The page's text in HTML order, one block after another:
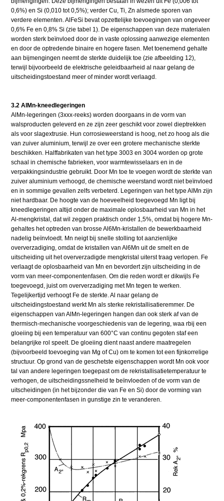
0,6%) en Si (0,010 tot 0,5%); verder Cu, Ti, Zn alsmede sporen van
verdere elementen. AlFeSi bevat opzettelijke toevoegingen van ongeveer
0,6% Fe en 0,8% Si (zie tabel 1). De eigenschappen van deze materialen
worden sterk beïnvloed door de in vaste oplossing aanwezige elementen
en door de optredende binaire en hogere fasen. Met toenemend gehalte
aan bijmengingen neemt de sterkte duidelijk toe (zie afbeelding 12),
terwijl bijvoorbeeld de elektrische geleidbaarheid al naar gelang de
uitscheidingstoestand meer of minder wordt verlaagd.
3.2 AlMn-kneedlegeringen
AlMn-legeringen (3xxx-reeks) worden doorgaans in de vorm van
walsproducten geleverd en ze zijn zeer geschikt voor zowel dieptrekken
als voor slagextrusie. Hun corrosieweerstand is hoog, net zo hoog als die
van zuiver aluminium, terwijl ze over een grotere mechanische sterkte
beschikken. Halffabrikaten van het type 3003 en 3004 worden op grote
schaal in chemische fabrieken, voor warmtewisselaars en in de
verpakkingsindustrie gebruikt. Door Mn toe te voegen wordt de sterkte van
zuiver aluminium verhoogd, de chemische weerstand wordt niet beïnvloed
en in sommige gevallen zelfs verbeterd. Legeringen van het type AlMn zijn
niet hardbaar. De hoogte van de hoeveelheid toegevoegd Mn ligt bij
kneedlegeringen altijd onder de maximale oplosbaarheid van Mn in het
Al-mengkristal, dat wil zeggen praktisch onder 1,5%, omdat bij hogere Mn-
gehaltes het optreden van brosse Al6Mn-kristallen de bewerkbaarheid
nadelig beïnvloedt. Mn neigt bij snelle stolling tot aanzienlijke
oververzadiging, omdat de kristallen van Al6Mn uit de smelt en de
uitscheiding uit het oververzadigde mengkristal uiterst traag verlopen. Fe
verlaagt de oplosbaarheid van Mn en bevordert zijn uitscheiding in de
vorm van meer-componentenfasen. Om die reden wordt er dikwijls Fe
toegevoegd, juist om oververzadiging met Mn tegen te werken.
Tegelijkertijd verhoogt Fe de sterkte. Al naar gelang de
uitscheidingstoestand werkt Mn als sterke rekristallisatieremmer. De
eigenschappen van AlMn-legeringen hangen dan ook sterk af van de
thermisch-mechanische voorgeschiedenis van de legering, waa rbij een
gloeiing bij een temperatuur van 600°C van continu gegoten staf een
belangrijke rol speelt. De gloeiing dient naast andere maatregelen
(bijvoorbeeld toevoeging van Mg of Cu) om te komen tot een fijnkorrelige
structuur. Op grond van de geschetste eigenschappen wordt Mn ook voor
tal van andere legeringen toegepast om de rekristallisatietemperatuur te
verhogen, de uitscheidingssnelheid te beïnvloeden of de vorm van de
uitscheidingen (in het bijzonder die van Fe en Si) door de vorming van
meer-componentenfasen in gunstige zin te veranderen.